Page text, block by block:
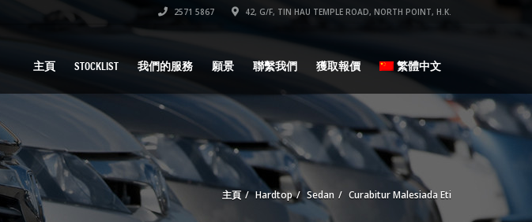
2571 5867 42, G/F, TIN HAU TEMPLE ROAD, NORTH POINT, H.K.
主頁 STOCKLIST 我們的服務 願景 聯繫我們 獲取報價 繁體中文
主頁 Hardtop Sedan Curabitur Malesiada Eti